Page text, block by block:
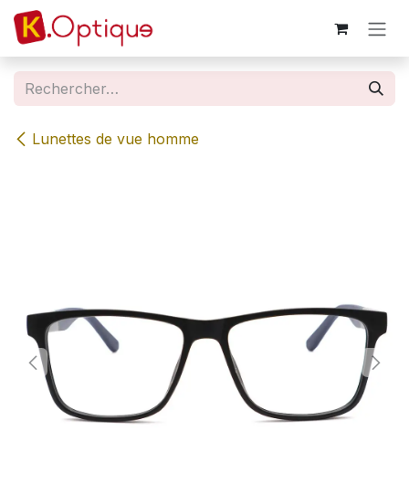
Se rendre au contenu
Lunettes de vue homme